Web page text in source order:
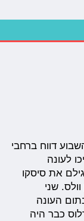
דווח ברחבי
לעונה
את סיסקו
שני
העונה
כבר היה